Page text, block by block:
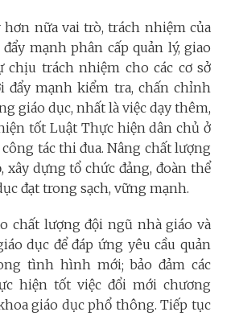
hơn nữa vai trò, trách nhiệm của
mạnh phân cấp quản lý, giao
chịu trách nhiệm cho các cơ sở
đẩy mạnh kiểm tra, chấn chỉnh
giáo dục, nhất là việc dạy thêm,
tốt Luật Thực hiện dân chủ ở
tác thi đua. Nâng chất lượng
xây dựng tổ chức đảng, đoàn thể
đạt trong sạch, vững mạnh.
chất lượng đội ngũ nhà giáo và
dục để đáp ứng yêu cầu quản
tình hình mới; bảo đảm các
hiện tốt việc đổi mới chương
giáo dục phổ thông. Tiếp tục